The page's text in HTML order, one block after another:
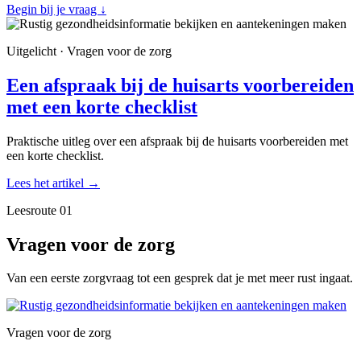
Begin bij je vraag ↓
Uitgelicht · Vragen voor de zorg
Een afspraak bij de huisarts voorbereiden
met een korte checklist
Praktische uitleg over een afspraak bij de huisarts voorbereiden met
een korte checklist.
Lees het artikel →
Leesroute 01
Vragen voor de zorg
Van een eerste zorgvraag tot een gesprek dat je met meer rust ingaat.
Vragen voor de zorg